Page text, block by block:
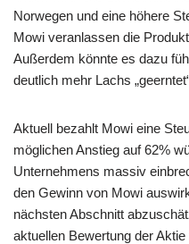
Norwegen und eine höhere
Mowi veranlassen die
Außerdem könnte es dazu
deutlich mehr Lachs
Aktuell bezahlt Mowi eine
möglichen Anstieg auf 62%
Unternehmens massiv
den Gewinn von Mowi
nächsten Abschnitt
aktuellen Bewertung der